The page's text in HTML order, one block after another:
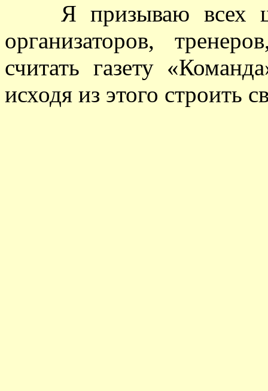
Я призываю всех
организаторов,
считать газету
исходя из этого строить